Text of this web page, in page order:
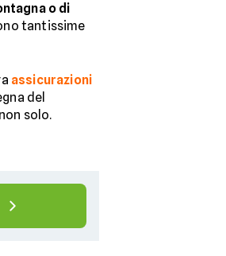
o di
tantissime
assicurazioni
del
solo.